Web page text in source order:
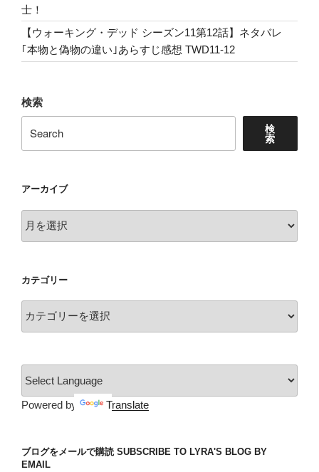
士！
【ウォーキング・デッド シーズン11第12話】ネタバレ
｢本物と偽物の違い｣あらすじ感想 TWD11-12
検索
検
索
アーカイブ
ー
ブ
カテゴリー
テ
ー
Powered by Translate
ブログをメールで購読 SUBSCRIBE TO LYRA'S BLOG BY
EMAIL